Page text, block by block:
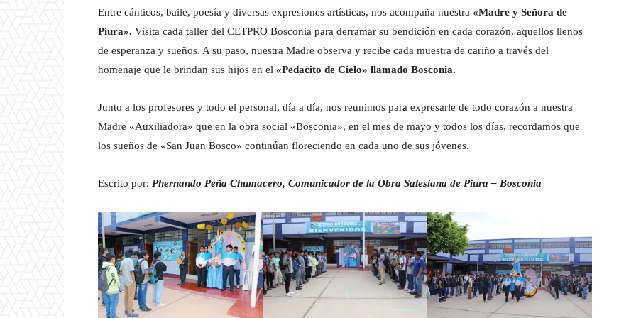
Entre cánticos, baile, poesía y diversas expresiones artísticas, nos acompaña nuestra «Madre y Señora de
Piura». Visita cada taller del CETPRO Bosconia para derramar su bendición en cada corazón, aquellos llenos
de esperanza y sueños. A su paso, nuestra Madre observa y recibe cada muestra de cariño a través del
homenaje que le brindan sus hijos en el «Pedacito de Cielo» llamado Bosconia.
Junto a los profesores y todo el personal, día a día, nos reunimos para expresarle de todo corazón a nuestra
Madre «Auxiliadora» que en la obra social «Bosconia», en el mes de mayo y todos los días, recordamos que
los sueños de «San Juan Bosco» continúan floreciendo en cada uno de sus jóvenes.
Escrito por: Phernando Peña Chumacero, Comunicador de la Obra Salesiana de Piura – Bosconia